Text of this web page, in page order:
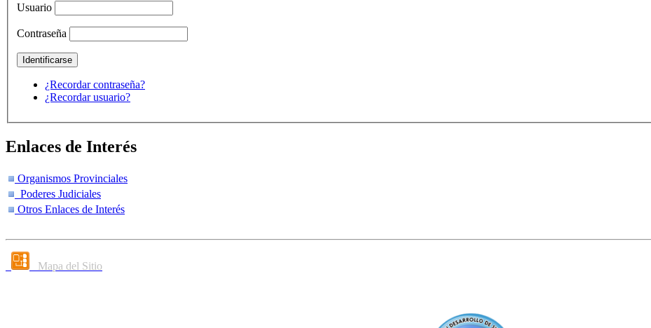
Usuario
Contraseña
¿Recordar contraseña?
¿Recordar usuario?
Enlaces de Interés
Organismos Provinciales
Poderes Judiciales
Otros Enlaces de Interés
Mapa del Sitio